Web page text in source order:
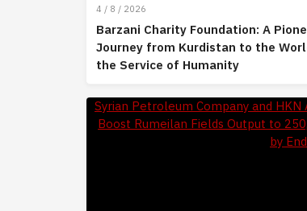
4 / 8 / 2026
Barzani Charity Foundation: A
Journey from Kurdistan to the
the Service of Humanity